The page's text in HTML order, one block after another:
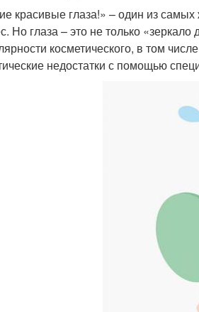
красивые глаза!» – один из
Но глаза – это не только
косметического, в том
недостатки с помощью